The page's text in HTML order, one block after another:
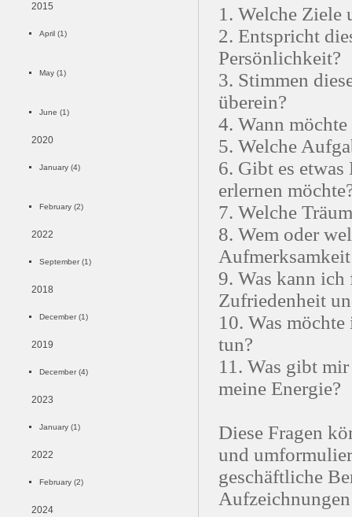
2015
April (1)
May (1)
June (1)
2020
January (4)
February (2)
2022
September (1)
2018
December (1)
2019
December (4)
2023
January (1)
2022
February (2)
2024
1. Welche Ziele
2. Entspricht
Persönlichkeit?
3. Stimmen
überein?
4. Wann
5. Welche
6. Gibt es
erlernen
7. Welche
8. Wem oder
9. Was kann ich
Zufriedenheit
10. Was
tun?
11. Was gibt
meine Energie?
Diese Fragen
und
geschäftliche